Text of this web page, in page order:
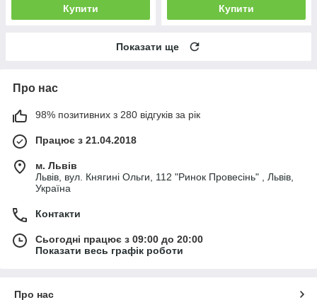
Купити Купити
Показати ще
Про нас
98% позитивних з 280 відгуків за рік
Працює з 21.04.2018
м. Львів
Львів, вул. Княгині Ольги, 112 "Ринок Провесінь" , Львів,
Україна
Контакти
Сьогодні працює з 09:00 до 20:00
Показати весь графік роботи
Про нас